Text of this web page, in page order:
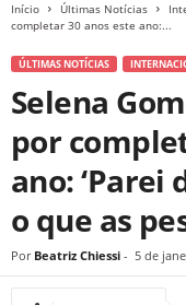
Início Últimas Notícias
completar 30 anos este ano:...
ÚLTIMAS NOTÍCIAS
Selena
por
ano:
o que as
Por Beatriz Chiessi - 5 de